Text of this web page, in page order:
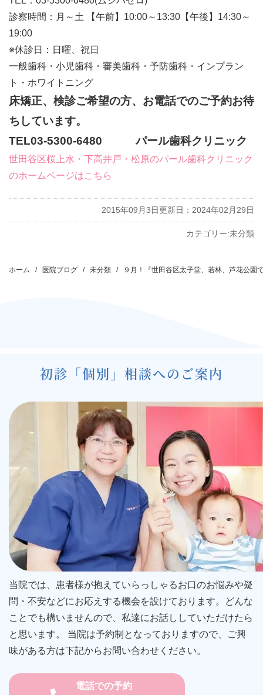
診察時間：月～土 【午前】10:00～13:30【午後】14:30～
19:00
※休診日：日曜、祝日
一般歯科・小児歯科・審美歯科・予防歯科・インプラン
ト・ホワイトニング
床矯正、検診ご希望の方、お電話でのご予約お待
ちしています。
TEL03-5300-6480 パール歯科クリニック
世田谷区桜上水・下高井戸・松原のパール歯科クリニック
のホームページはこちら
2015年09月3日更新日：2024年02月29日
カテゴリー:未分類
稿
ホーム 医院ブログ 未分類 ９月！『世田谷区太子堂、若林、芦花公園
初診「個別」相談へのご案内
当院では、患者様が抱えていらっしゃるお口のお悩みや疑
問・不安などにお応えする機会を設けております。どんな
ことでも構いませんので、私達にお話ししていただけたら
と思います。 当院は予約制となっておりますので、ご興
味がある方は下記からお問い合わせください。
電話での予約